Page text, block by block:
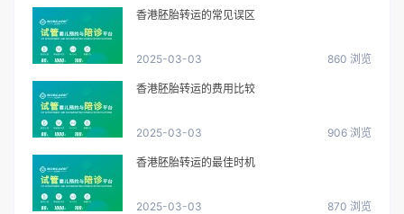
香港胚胎转运的常见误区
2025-03-03 860 浏览
香港胚胎转运的费用比较
2025-03-03 906 浏览
香港胚胎转运的最佳时机
2025-03-03 870 浏览